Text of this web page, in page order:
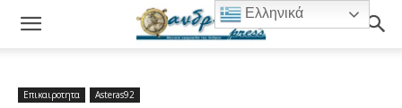
Επικαιροτητα Asteras92
Ελληνικά